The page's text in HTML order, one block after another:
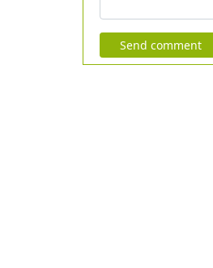
Send comment